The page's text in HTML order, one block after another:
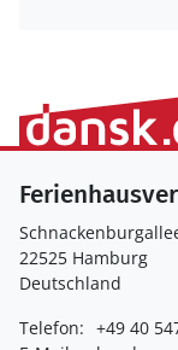
22525 Hamburg
Deutschland
Telefon: +49 40